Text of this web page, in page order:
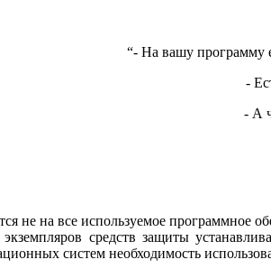
“- На вашу программу
-
- А
не на все используемое программное
средств защиты
систем необходимость